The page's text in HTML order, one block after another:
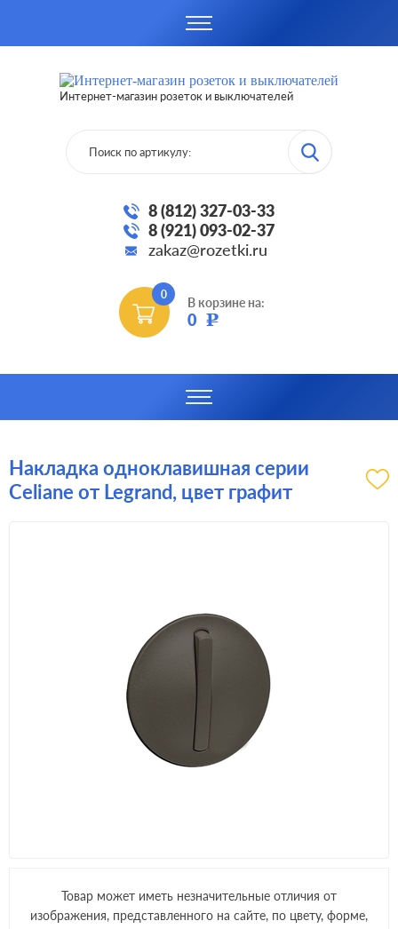
Интернет-магазин розеток и выключателей
8 (812) 327-03-33
8 (921) 093-02-37
zakaz@rozetki.ru
0
В корзине на:
0 Р
Накладка одноклавишная серии
Celiane от Legrand, цвет графит
Товар может иметь незначительные отличия от
изображения, представленного на сайте, по цвету, форме,